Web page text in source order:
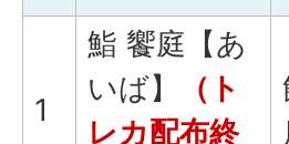
1
鮨 饗庭【あ
いば】
（ト
レカ配布終